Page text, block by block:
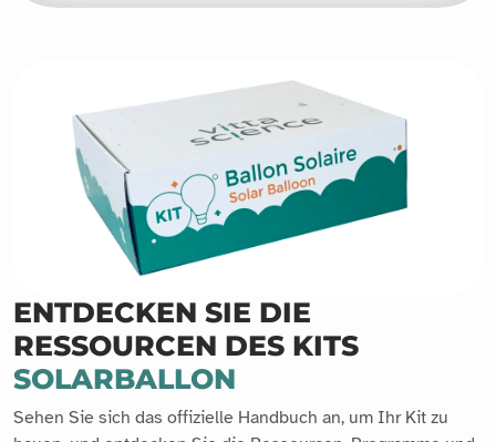
ENTDECKEN SIE DIE
RESSOURCEN DES KITS
SOLARBALLON
Sehen Sie sich das offizielle Handbuch an, um Ihr Kit zu